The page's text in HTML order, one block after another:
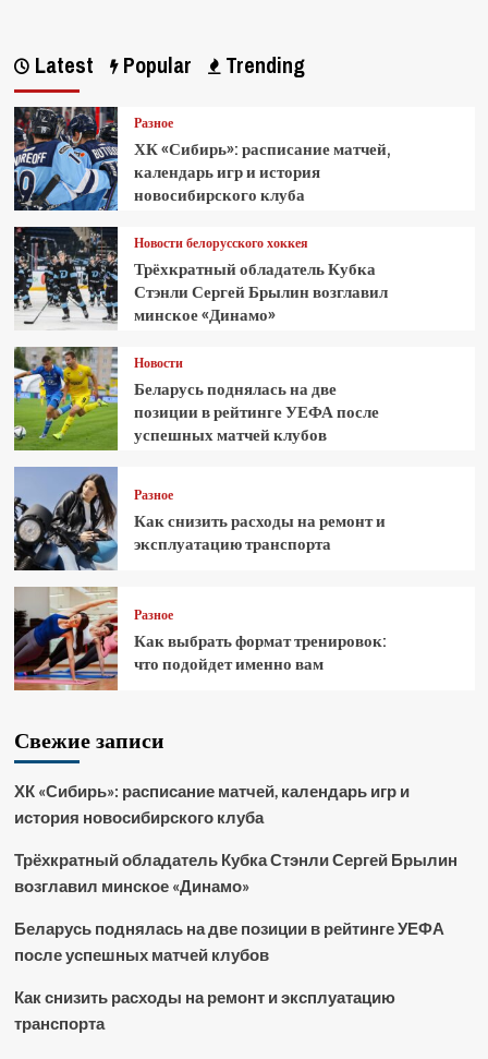
Latest Popular Trending
Разное
ХК «Сибирь»: расписание матчей,
календарь игр и история
новосибирского клуба
Новости белорусского хоккея
Трёхкратный обладатель Кубка
Стэнли Сергей Брылин возглавил
минское «Динамо»
Новости
Беларусь поднялась на две
позиции в рейтинге УЕФА после
успешных матчей клубов
Разное
Как снизить расходы на ремонт и
эксплуатацию транспорта
Разное
Как выбрать формат тренировок:
что подойдет именно вам
Свежие записи
ХК «Сибирь»: расписание матчей, календарь игр и
история новосибирского клуба
Трёхкратный обладатель Кубка Стэнли Сергей Брылин
возглавил минское «Динамо»
Беларусь поднялась на две позиции в рейтинге УЕФА
после успешных матчей клубов
Как снизить расходы на ремонт и эксплуатацию
транспорта